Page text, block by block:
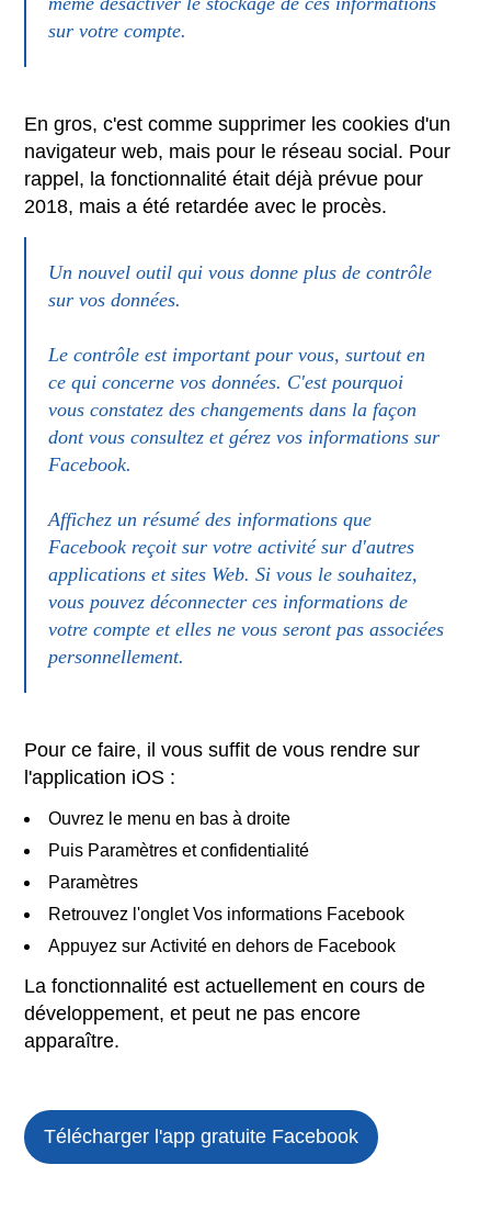
sur votre compte.
En gros, c'est comme supprimer les cookies d'un
navigateur web, mais pour le réseau social. Pour
rappel, la fonctionnalité était déjà prévue pour
2018, mais a été retardée avec le procès.
Un nouvel outil qui vous donne plus de contrôle
sur vos données.
Le contrôle est important pour vous, surtout en
ce qui concerne vos données. C'est pourquoi
vous constatez des changements dans la façon
dont vous consultez et gérez vos informations sur
Facebook.
Affichez un résumé des informations que
Facebook reçoit sur votre activité sur d'autres
applications et sites Web. Si vous le souhaitez,
vous pouvez déconnecter ces informations de
votre compte et elles ne vous seront pas associées
personnellement.
Pour ce faire, il vous suffit de vous rendre sur
l'application iOS :
Ouvrez le menu en bas à droite
Puis Paramètres et confidentialité
Paramètres
Retrouvez l'onglet Vos informations Facebook
Appuyez sur Activité en dehors de Facebook
La fonctionnalité est actuellement en cours de
développement, et peut ne pas encore
apparaître.
Télécharger l'app gratuite Facebook